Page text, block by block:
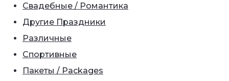
Свадебные / Романтика
Другие Праздники
Различные
Спортивные
Пакеты / Packages